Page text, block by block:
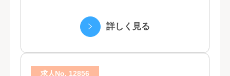
詳しく見る
求人No. 12856